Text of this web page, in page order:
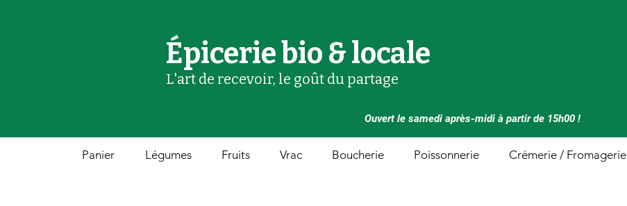
Épicerie bio & locale
L'art de recevoir, le goût du partage
Ouvert le samedi après-midi à partir de 15h00 !
Panier Légumes Fruits Vrac Boucherie Poissonnerie Crémerie / Fromagerie